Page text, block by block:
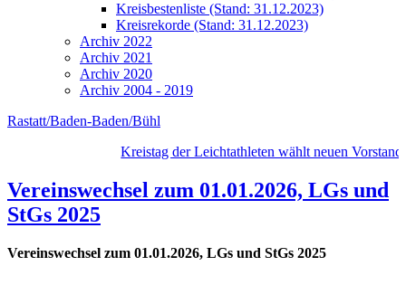
Kreisbestenliste (Stand: 31.12.2023)
Kreisrekorde (Stand: 31.12.2023)
Archiv 2022
Archiv 2021
Archiv 2020
Archiv 2004 - 2019
Rastatt/Baden-Baden/Bühl
Kreistag der Leichtathleten wählt neuen Vorstand •
Vereinswechsel zum 01.01.2026, LGs und
StGs 2025
Vereinswechsel zum 01.01.2026, LGs und StGs 2025